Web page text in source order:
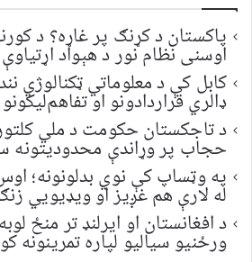
پاکستان د کړنګ پر غاړه؟ د
اوسنی نظام نور د هېواد
ډالري قراردادونو او
د تاجکستان حکومت د ملي
حجاب پر وړاندې
په وټساپ کې نوي بدلونونه؛
له لارې هم غږیز او ویډیويي
د افغانستان او ایرلنډ تر منځ
ورځنیو سیالیو لپاره تمرینونه